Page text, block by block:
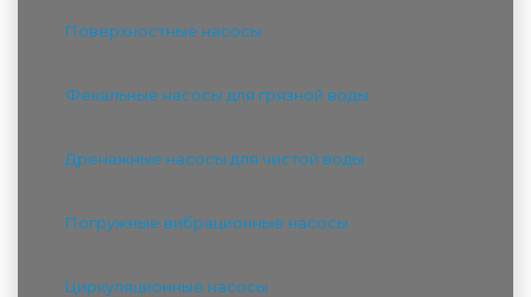
Поверхностные насосы
Фекальные насосы для грязной воды
Дренажные насосы для чистой воды
Погружные вибрационные насосы
Циркуляционные насосы